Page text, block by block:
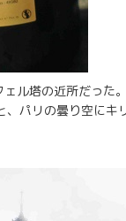
ル塔の近所だった。
、パリの曇り空にキ